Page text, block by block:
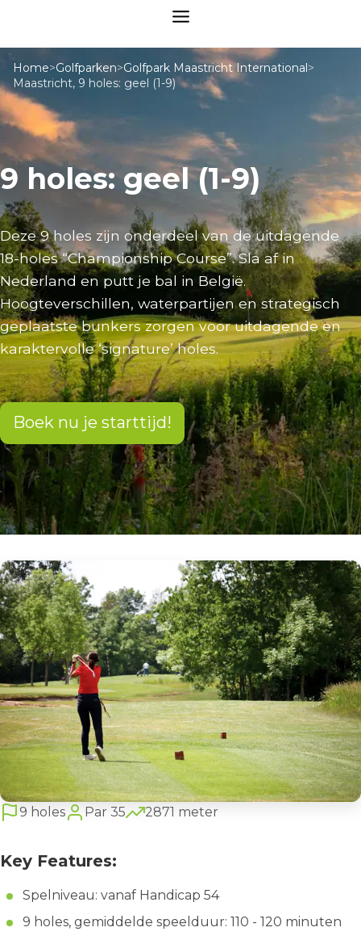
Home>Golfparken>Golfpark Maastricht International>
Maastricht, 9 holes: geel (1-9)
9 holes: geel (1-9)
Deze 9 holes zijn onderdeel van de uitdagende
18-holes “Championship Course”. Sla af in
Nederland en putt je bal in België.
Hoogteverschillen, waterpartijen en strategisch
geplaatste bunkers zorgen voor uitdagende en
karaktervolle ‘signature’ holes.
Boek nu je starttijd!
9 holes Par 35 2871 meter
Key Features:
Spelniveau: vanaf Handicap 54
9 holes, gemiddelde speelduur: 110 - 120 minuten